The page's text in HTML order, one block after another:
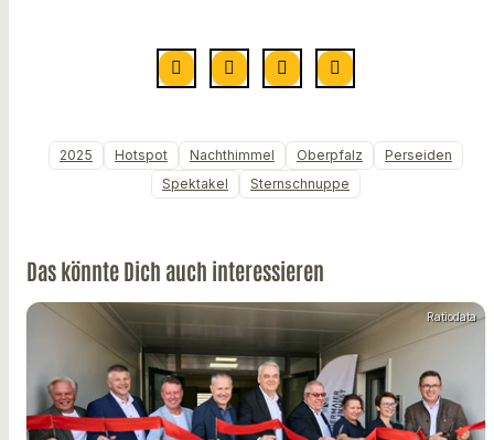
2025 Hotspot Nachthimmel Oberpfalz
Perseiden
Spektakel
Sternschnuppe
Das könnte Dich auch interessieren
Ratiodata